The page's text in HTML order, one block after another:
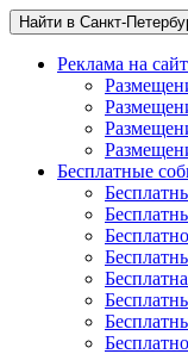
Найти в Санкт-
Реклама на
Бесплатные